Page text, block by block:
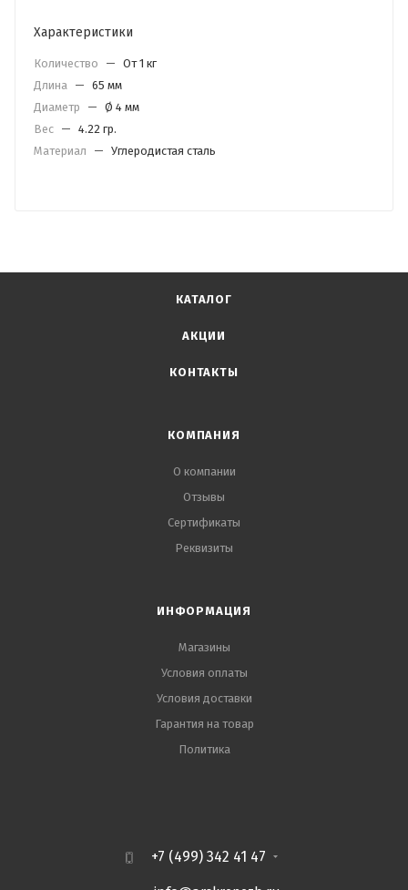
Характеристики
Количество — От 1 кг
Длина — 65 мм
Диаметр
— Ø 4 мм
Вес — 4.22 гр.
Материал
— Углеродистая сталь
КАТАЛОГ
АКЦИИ
КОНТАКТЫ
КОМПАНИЯ
О компании
Отзывы
Сертификаты
Реквизиты
ИНФОРМАЦИЯ
Магазины
Условия оплаты
Условия доставки
Гарантия на товар
Политика
+7 (499) 342 41 47